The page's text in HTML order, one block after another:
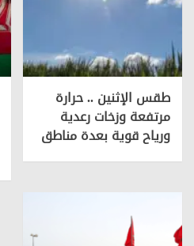
طقس الإثنين .. حرارة
مرتفعة وزخات رعدية
ورياح قوية بعدة مناطق